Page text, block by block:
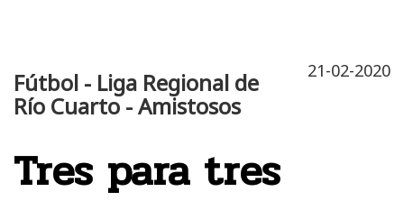
Fútbol - Liga Regional de
Río Cuarto - Amistosos
21-02-2020
Tres para tres